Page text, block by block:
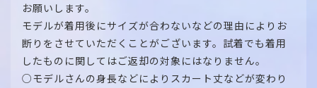
お願いします。
モデルが着用後にサイズが合わないなどの理由によりお
断りをさせていただくことがございます。試着でも着用
したものに関してはご返却の対象にはなりません。
○モデルさんの身長などによりスカート丈などが変わり